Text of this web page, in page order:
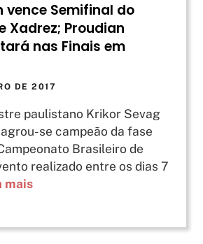
vence Semifinal do
Xadrez; Proudian
nas Finais em
DE 2017
paulistano Krikor Sevag
se campeão da fase
Brasileiro de
realizado entre os dias 7
mais